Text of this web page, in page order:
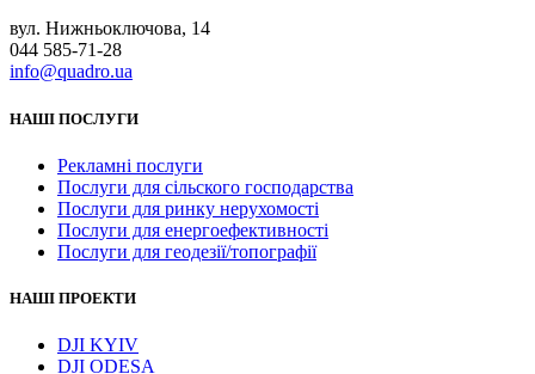
вул. Нижньоключова, 14
044 585-71-28
info@quadro.ua
НАШІ ПОСЛУГИ
Рекламні послуги
Послуги для сільского господарства
Послуги для ринку нерухомості
Послуги для енергоефективності
Послуги для геодезії/топографії
НАШІ ПРОЕКТИ
DJI KYIV
DJI ODESA